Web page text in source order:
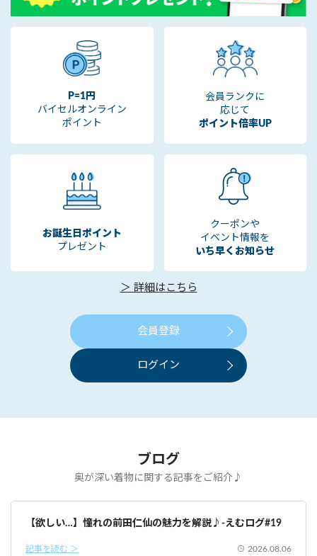
P=1円
バイセルオンライン
ポイント
会員ランクに
応じて
ポイント倍率UP
お誕生日ポイント
プレゼント
クーポンや
イベント情報を
いち早くお知らせ
＞ 詳細はこちら
会員登録
ログイン
ブログ
奥が深い着物に関する記事をご紹介♪
【欲しい…】憧れの前田仁仙の魅力を解説♪-えむログ#19
記事を読む ＞ 2026.08.06